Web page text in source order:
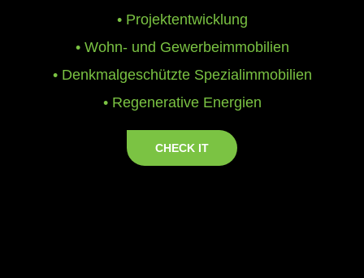
• Projektentwicklung
• Wohn- und Gewerbeimmobilien
• Denkmalgeschützte Spezialimmobilien
• Regenerative Energien
CHECK IT